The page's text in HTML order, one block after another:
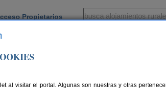
Propietarios
al visitar el portal. Algunas son nuestras y otras